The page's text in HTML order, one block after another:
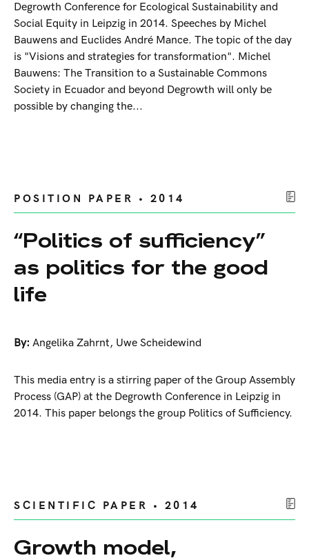
Degrowth Conference for Ecological Sustainability and
Social Equity in Leipzig in 2014. Speeches by Michel
Bauwens and Euclides André Mance. The topic of the day
is "Visions and strategies for transformation". Michel
Bauwens: The Transition to a Sustainable Commons
Society in Ecuador and beyond Degrowth will only be
possible by changing the...
POSITION PAPER • 2014
“Politics of sufficiency”
as politics for the good
life
By: Angelika Zahrnt, Uwe Scheidewind
This media entry is a stirring paper of the Group Assembly
Process (GAP) at the Degrowth Conference in Leipzig in
2014. This paper belongs the group Politics of Sufficiency.
SCIENTIFIC PAPER • 2014
Growth model,